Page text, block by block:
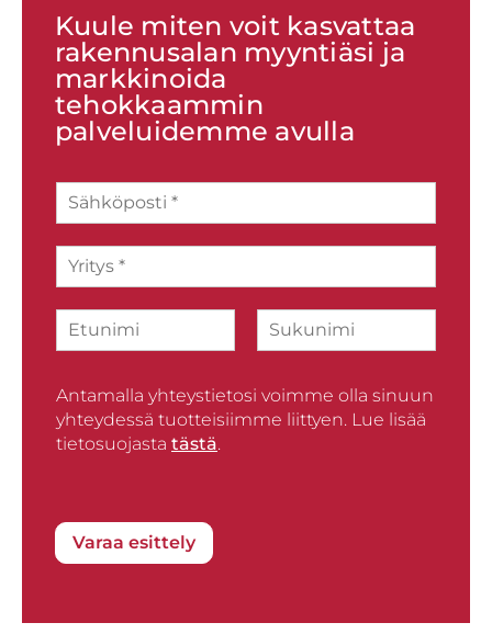
Kuule miten voit kasvattaa
rakennusalan myyntiäsi ja
markkinoida
tehokkaammin
palveluidemme avulla
s
*
*
r
t
s
Antamalla yhteystietosi voimme olla sinuun
yhteydessä tuotteisiimme liittyen. Lue lisää
tietosuojasta tästä.
Varaa esittely